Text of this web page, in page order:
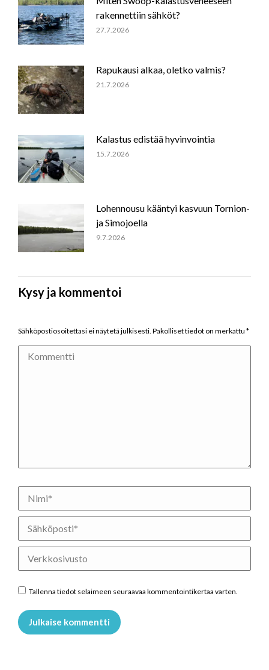
rakennettiin sähköt?
27.7.2026
Rapukausi alkaa, oletko valmis?
21.7.2026
Kalastus edistää hyvinvointia
15.7.2026
Lohennousu kääntyi kasvuun Tornion-
ja Simojoella
9.7.2026
Kysy ja kommentoi
Sähköpostiosoitettasi ei näytetä julkisesti. Pakolliset tiedot on merkattu *
Kommentti
Nimi *
Sähköposti *
Verkkosivusto
Tallenna tiedot selaimeen seuraavaa kommentointikertaa varten.
Julkaise kommentti